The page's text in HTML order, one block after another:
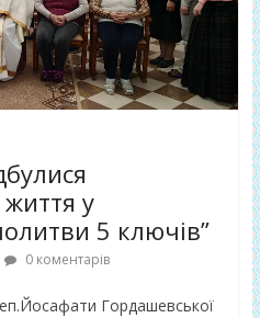
життя у
5 ключів”
0 коментарів
Гордашевської